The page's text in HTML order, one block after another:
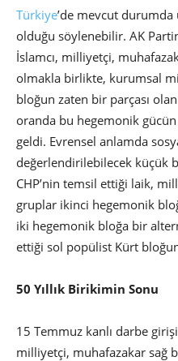
Türkiye’de mevcut
olduğu söylenebilir. AK
İslamcı, milliyetçi,
olmakla birlikte, kurumsal
bloğun zaten bir parçası
oranda bu hegemonik
geldi. Evrensel anlamda
değerlendirilebilecek küçük
CHP’nin temsil ettiği laik,
gruplar ikinci hegemonik
iki hegemonik bloğa bir
ettiği sol popülist Kürt
50 Yıllık Birikimin Sonu
15 Temmuz kanlı darbe
milliyetçi, muhafazakar sağ